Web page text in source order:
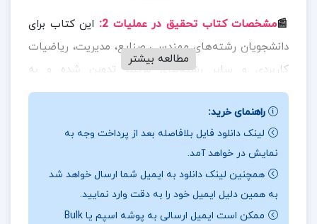
📰مشخصات کتاب تحقیق در عملیات 2 : این کتاب برای
دانشجویان رشته‌های مهندسی صنایع، مدیریت، ریاضیات
کاربردی و سایر رشته‌های مرتبط تدوین شده و به
مدل‌سازی و حل مسائل بهینه‌سازی در سطوح پیچیده‌تر
می‌پردازد. کتاب دارای مثال‌های کاربردی و تمرین‌های
متنوع است که به درک بهتر مفاهیم کمک می‌کند.
همچنین، استفاده از روش‌های ریاضی و الگوریتمی برای
حل مسائل تحقیق در عملیات، این اثر را به یک منبع
ارزشمند برای دانشجویان و پژوهشگران تبدیل کرده است.
مطالعه بیشتر
راهنمای خرید:
لینک دانلود فایل بلافاصله بعد از پرداخت وجه به
نمایش در خواهد آمد.
همچنین لینک دانلود به ایمیل شما ارسال خواهد شد
به همین دلیل ایمیل خود را به دقت وارد نمایید.
ممکن است ایمیل ارسالی به پوشه اسپم یا Bulk